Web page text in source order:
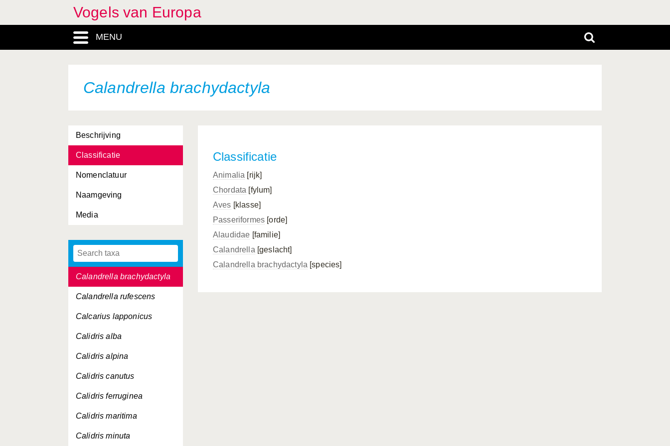
Vogels van Europa
MENU
Calandrella brachydactyla
Beschrijving
Classificatie
Nomenclatuur
Naamgeving
Media
Branta canadensis
Branta leucopsis
Bucanetes githagineus
Bucephala clangula
Bucephala islandica
Burhinus oedicnemus
Buteo buteo
Buteo rufinus
Calandrella brachydactyla
Calandrella rufescens
Calcarius lapponicus
Calidris alba
Calidris alpina
Calidris canutus
Calidris ferruginea
Calidris maritima
Calidris minuta
Classificatie
Animalia [rijk]
Chordata [fylum]
Aves [klasse]
Passeriformes [orde]
Alaudidae [familie]
Calandrella [geslacht]
Calandrella brachydactyla [species]